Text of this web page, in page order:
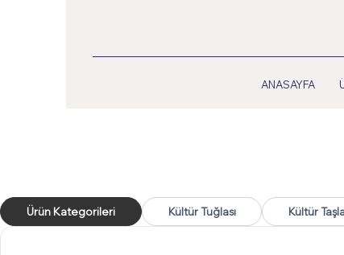
ANASAYFA
Ürün Kategorileri Kültür Tuğlası Kültür